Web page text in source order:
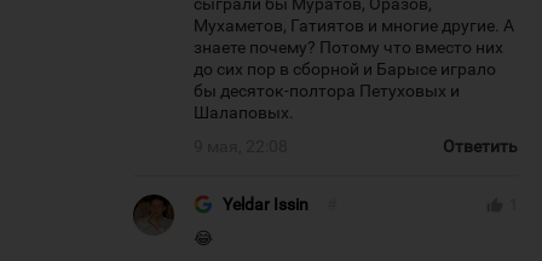
сыграли бы Муратов, Оразов,
Мухаметов, Гатиятов и многие другие. А
знаете почему? Потому что вместо них
до сих пор в сборной и Барысе играло
бы десяток-полтора Петуховых и
Шалаповых.
Ответить
Yeldar Issin
😂